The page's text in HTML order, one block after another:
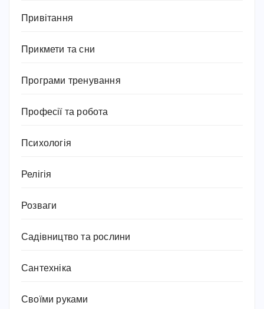
Привітання
Прикмети та сни
Програми тренування
Професії та робота
Психологія
Релігія
Розваги
Садівництво та рослини
Сантехніка
Своїми руками